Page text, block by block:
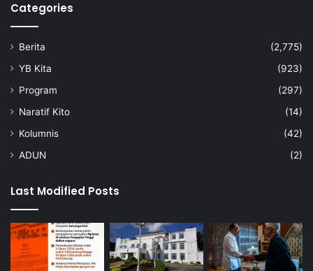
a
u
n
i
k
n
i
d
a
h
T
a
Categories
Berita
(2,775)
YB Kita
(923)
Program
(297)
Naratif Kito
(14)
Kolumnis
(42)
ADUN
(2)
Last Modified Posts